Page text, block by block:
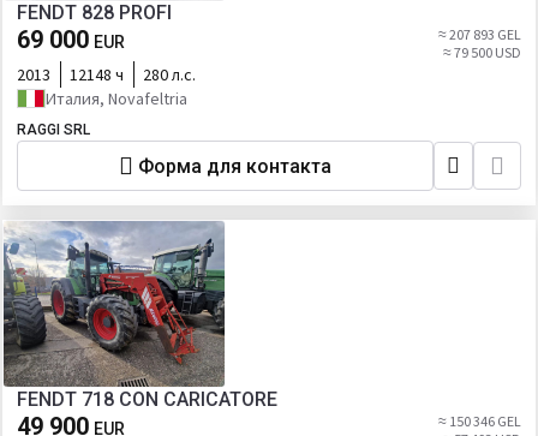
FENDT 828 PROFI
69 000 EUR
≈ 207 893 GEL
≈ 79 500 USD
2013 12148 ч
280 л.с.
Италия, Novafeltria
RAGGI SRL
Форма для контакта
FENDT 718 CON CARICATORE
49 900 EUR
≈ 150 346 GEL